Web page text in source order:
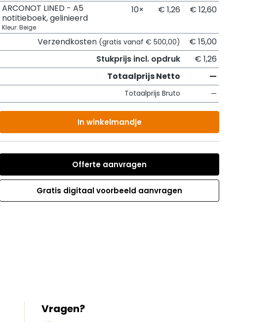
ARCONOT LINED - A5
notitieboek, gelinieerd
Kleur: Beige
10× € 1,26 € 12,60
Verzendkosten (gratis vanaf € 500,00)
€ 15,00
Stukprijs incl. opdruk
€ 1,26
Totaalprijs Netto
—
Totaalprijs Bruto —
In winkelmandje
Offerte aanvragen
Gratis digitaal voorbeeld aanvragen
Vragen?